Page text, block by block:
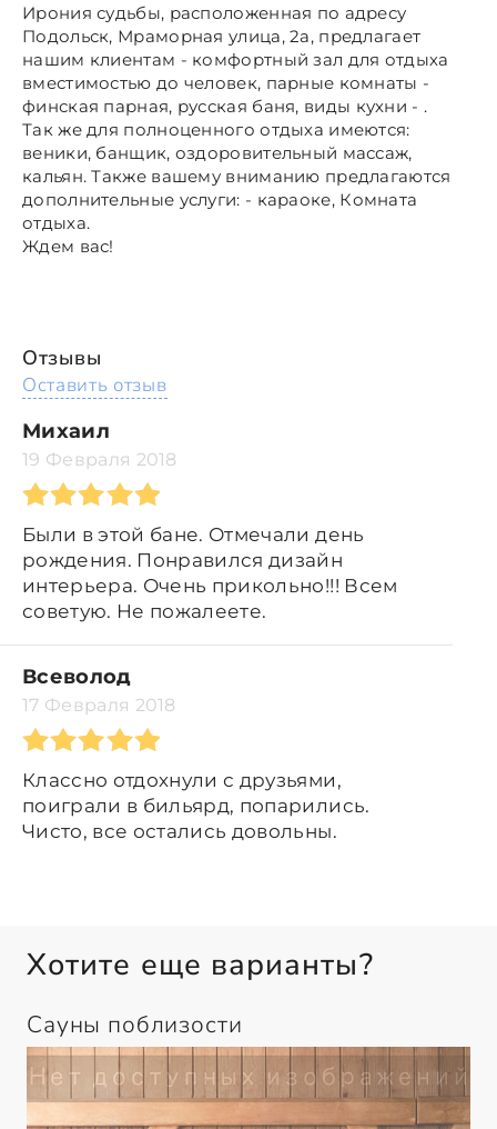
Ирония судьбы, расположенная по адресу
Подольск, Мраморная улица, 2а, предлагает
нашим клиентам - комфортный зал для отдыха
вместимостью до человек, парные комнаты -
финская парная, русская баня, виды кухни - .
Так же для полноценного отдыха имеются:
веники, банщик, оздоровительный массаж,
кальян. Также вашему вниманию предлагаются
дополнительные услуги: - караоке, Комната
отдыха.
Ждем вас!
Отзывы
Оставить отзыв
Михаил
19 Февраля 2018
Были в этой бане. Отмечали день
рождения. Понравился дизайн
интерьера. Очень прикольно!!! Всем
советую. Не пожалеете.
Всеволод
17 Февраля 2018
Классно отдохнули с друзьями,
поиграли в бильярд, попарились.
Чисто, все остались довольны.
Хотите еще варианты?
Сауны поблизости